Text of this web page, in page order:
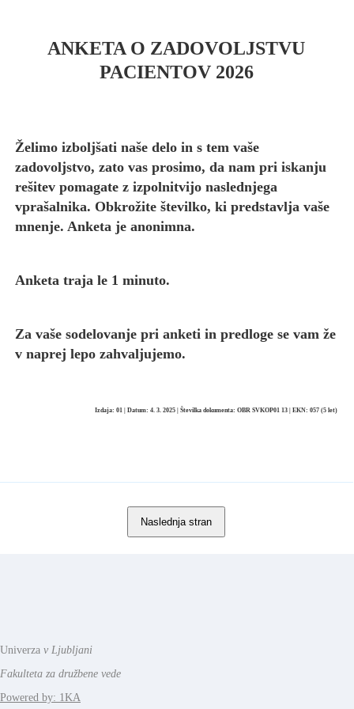
ANKETA O ZADOVOLJSTVU
PACIENTOV 2026
Želimo izboljšati naše delo in s tem vaše
zadovoljstvo, zato vas prosimo, da nam pri iskanju
rešitev pomagate z izpolnitvijo naslednjega
vprašalnika. Obkrožite številko, ki predstavlja vaše
mnenje. Anketa je anonimna.
Anketa traja le 1 minuto.
Za vaše sodelovanje pri anketi in predloge se vam že
v naprej lepo zahvaljujemo.
Izdaja: 01 | Datum: 4. 3. 2025 | Številka dokumenta: OBR SVKOP01 13 | EKN: 057 (5 let)
Univerza v Ljubljani
Fakulteta za družbene vede
Powered by: 1KA